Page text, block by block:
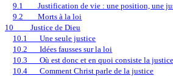
9.1
Justification de vie : une position, une
9.2
Morts à la loi
10
Justice de Dieu
10.1
Une seule justice
10.2
Idées fausses sur la loi
10.3
Où est donc et en quoi consiste la
10.4
Comment Christ parle de la justice